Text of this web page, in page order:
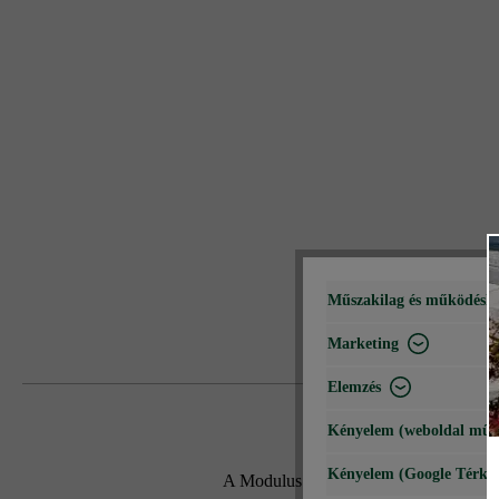
A Modulus Pur kerítés- és falazókő
Műszakilag és
Marketing
Elemzés
Kényelem (weboldal
Kényelem (Google